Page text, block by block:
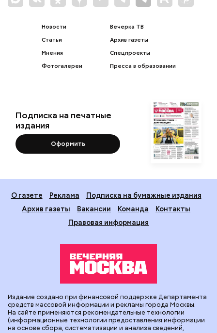
Новости
Статьи
Мнения
Фотогалереи
Вечерка ТВ
Архив газеты
Спецпроекты
Пресса в образовании
Подписка на печатные
издания
Оформить
О газете Реклама
Подписка на бумажные издания
Архив газеты
Вакансии Команда
Контакты
Правовая информация
Издание создано при финансовой поддержке Департамента
средств массовой информации и рекламы города Москвы.
На сайте применяются рекомендательные технологии
(информационные технологии предоставления информации
на основе сбора, систематизации и анализа сведений,